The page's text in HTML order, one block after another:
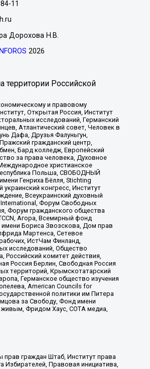
11
Дорохова Н.В.
INFOROS 2026
территории Российской
и правовому
Открытая Россия, Институт
исследований, Германский
Атлантический совет, Человек в
Дафа, Друзья Фалуньгун,
гражданский центр,
Бард колледж, Европейский
за права человека, Духовное
христианское
Польша, СВОБОДНЫЙ
Генриха Бёлля, Stichting
конгресс, Институт
Всеукраинский духовный
Форум Свободных
Форум гражданского общества
Агора, Всемирный фонд
Бориса Звозскова, Дом прав
Мартенса, Сетевое
ИстЧам Финланд,
исследований, Общество
комитет действия,
Россия Берлин, Свободная Россия
территорий, Крымскотатарский
Германское общество изучения
American Councils for
политики им Питера
за Свободу, Фонд имени
живым, Фридом Хаус, СОТА медиа,
граждан Штаб, Институт права
Правовая инициатива,